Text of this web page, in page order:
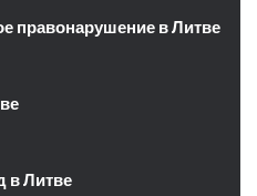
правонарушение в Литве
в Литве